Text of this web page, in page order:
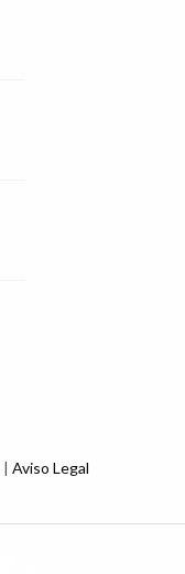
| Aviso Legal